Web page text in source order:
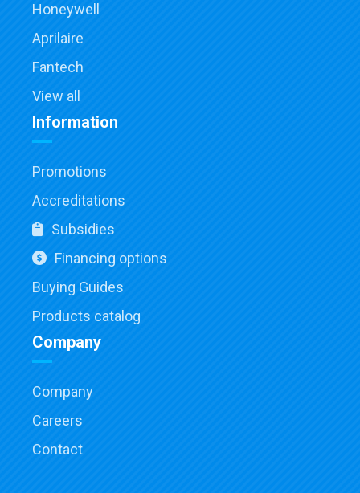
Honeywell
Aprilaire
Fantech
View all
Information
Promotions
Accreditations
Subsidies
Financing options
Buying Guides
Products catalog
Company
Company
Careers
Contact